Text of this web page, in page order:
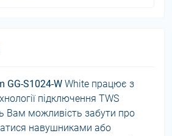
GG-S1024-W White працює з
підключення TWS
Вам можливість забути про
навушниками або